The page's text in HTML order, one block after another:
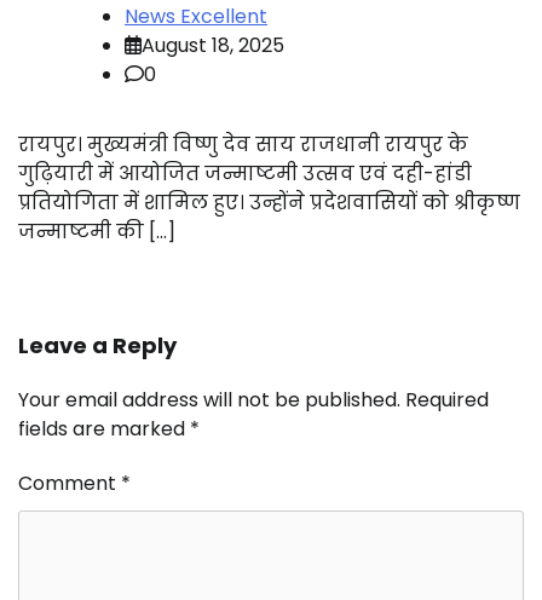
News Excellent
August 18, 2025
0
रायपुर। मुख्यमंत्री विष्णु देव साय राजधानी रायपुर के
गुढ़ियारी में आयोजित जन्माष्टमी उत्सव एवं दही-हांडी
प्रतियोगिता में शामिल हुए। उन्होंने प्रदेशवासियों को श्रीकृष्ण
जन्माष्टमी की […]
Leave a Reply
Your email address will not be published. Required
fields are marked *
Comment *